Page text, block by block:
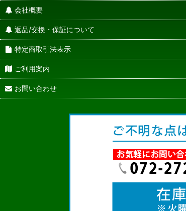
会社概要
返品/交換・保証について
特定商取引法表示
ご利用案内
お問い合わせ